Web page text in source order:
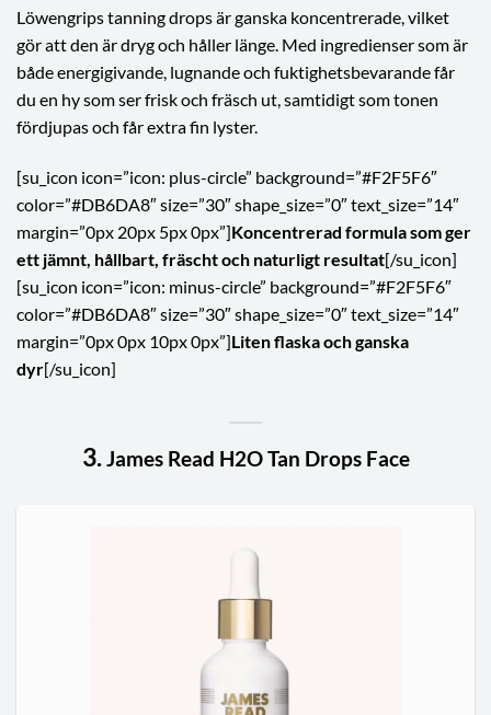
Löwengrips tanning drops är ganska koncentrerade, vilket
gör att den är dryg och håller länge. Med ingredienser som är
både energigivande, lugnande och fuktighetsbevarande får
du en hy som ser frisk och fräsch ut, samtidigt som tonen
fördjupas och får extra fin lyster.
[su_icon icon=”icon: plus-circle” background=”#F2F5F6″
color=”#DB6DA8″ size=”30″ shape_size=”0″ text_size=”14″
margin=”0px 20px 5px 0px”]Koncentrerad formula som ger
ett jämnt, hållbart, fräscht och naturligt resultat[/su_icon]
[su_icon icon=”icon: minus-circle” background=”#F2F5F6″
color=”#DB6DA8″ size=”30″ shape_size=”0″ text_size=”14″
margin=”0px 0px 10px 0px”]Liten flaska och ganska
dyr[/su_icon]
3. James Read H2O Tan Drops Face